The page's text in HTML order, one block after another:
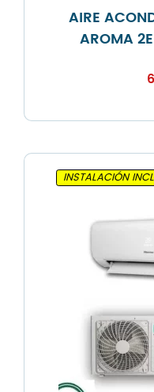
AIRE
AROMA
INSTALACIÓN